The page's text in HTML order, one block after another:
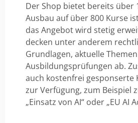
Der Shop bietet bereits über
Ausbau auf über 800 Kurse
das Angebot wird stetig
decken unter anderem
Grundlagen, aktuelle
Ausbildungsprüfungen ab.
auch kostenfrei gesponserte
zur Verfügung, zum Beispiel
„Einsatz von AI“ oder „EU AI